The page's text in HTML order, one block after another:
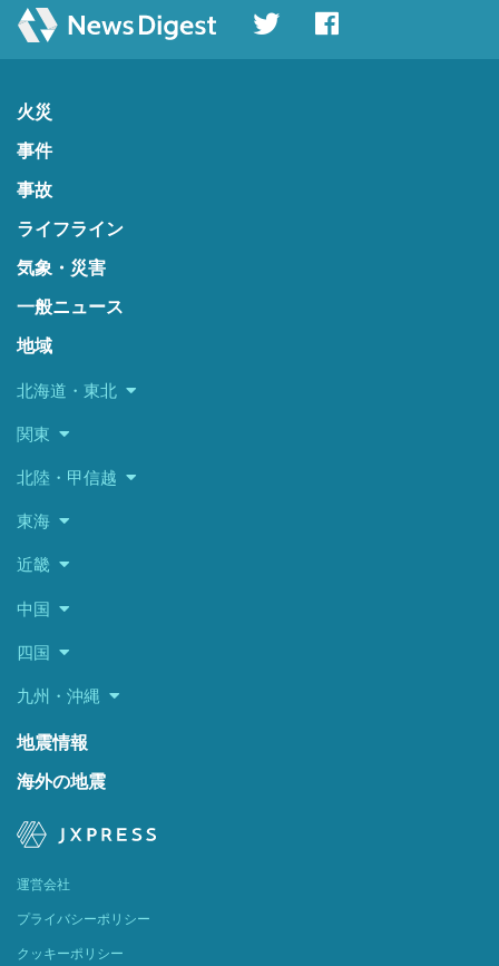
火災
事件
事故
ライフライン
気象・災害
一般ニュース
地域
北海道・東北
関東
北陸・甲信越
東海
近畿
中国
四国
九州・沖縄
地震情報
海外の地震
運営会社
プライバシーポリシー
クッキーポリシー